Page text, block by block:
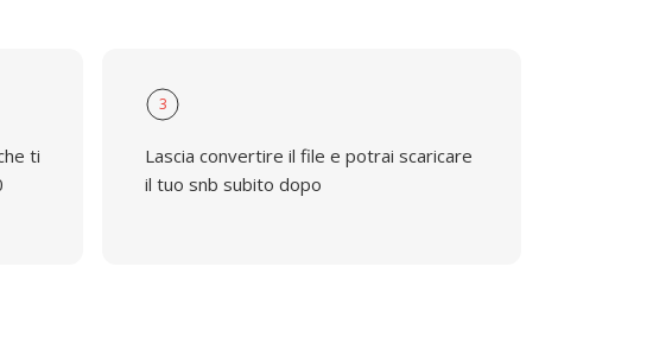
ti
3
Lascia convertire il file e potrai scaricare
il tuo snb subito dopo